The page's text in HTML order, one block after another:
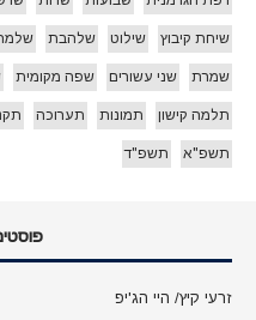
שיחת קיבוץ שילוט שלהבת
שמרת שני עשורים שפה מקומית
תלמה קישון תמונות תערוכה
תשפ"א תשפ"ד
זרעי קיץ/ היי הג'יפ